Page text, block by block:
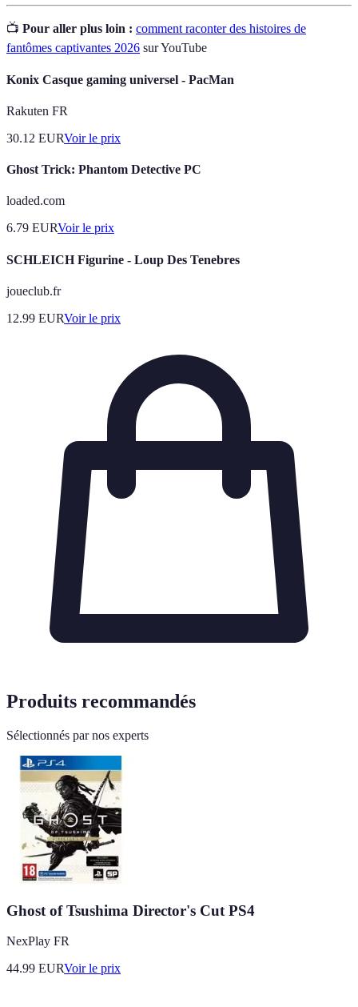
📺 Pour aller plus loin : comment raconter des histoires de
fantômes captivantes 2026 sur YouTube
Konix Casque gaming universel - PacMan
Rakuten FR
30.12 EURVoir le prix
Ghost Trick: Phantom Detective PC
loaded.com
6.79 EURVoir le prix
SCHLEICH Figurine - Loup Des Tenebres
joueclub.fr
12.99 EURVoir le prix
Produits recommandés
Sélectionnés par nos experts
Ghost of Tsushima Director's Cut PS4
NexPlay FR
44.99 EURVoir le prix